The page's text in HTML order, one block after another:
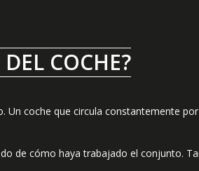
COCHE?
coche que circula constantemente
de cómo haya trabajado el conjunto.